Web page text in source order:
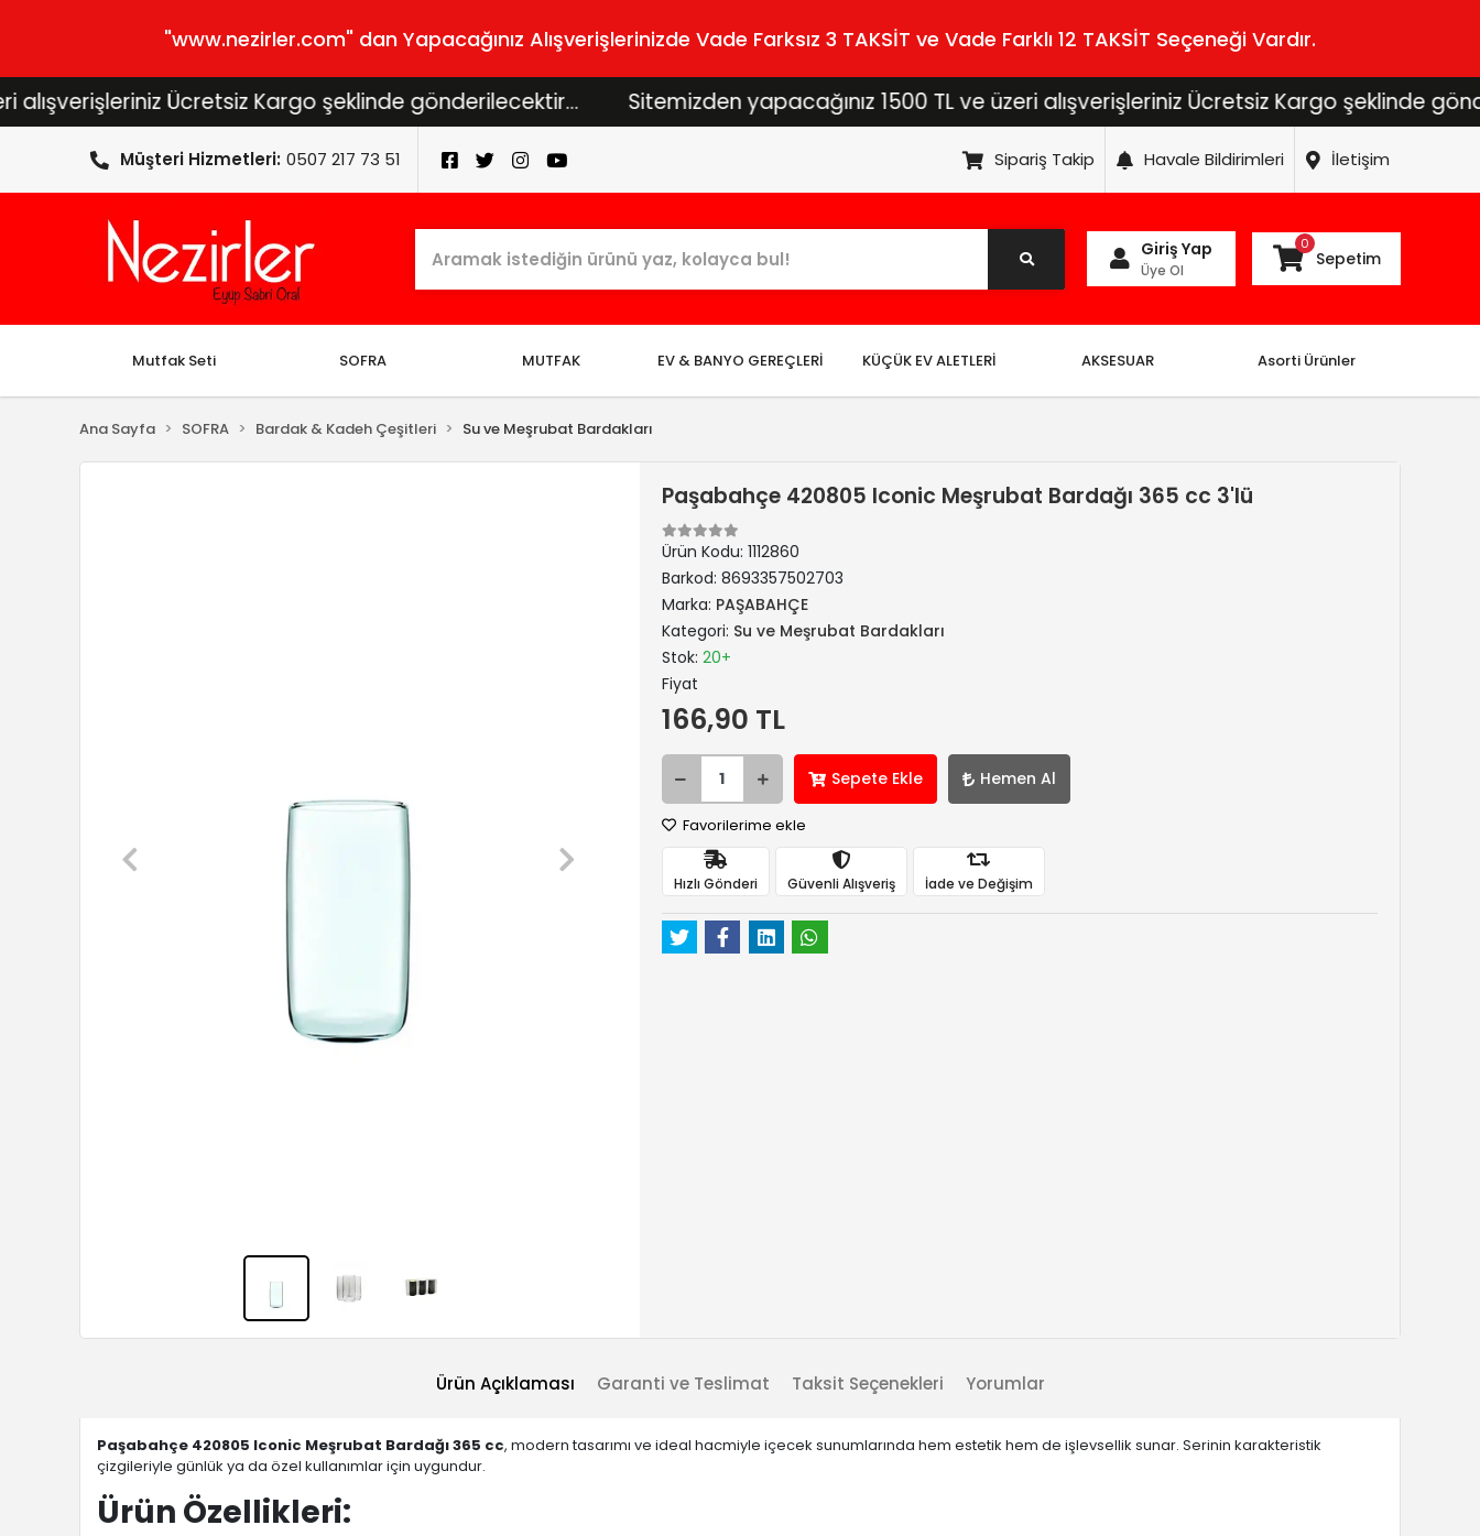
"www.nezirler.com" dan Yapacağınız Alışverişlerinizde Vade Farksız 3 TAKSİT ve Vade Farklı 12 TAKSİT Seçeneği Vardır.
Ücretsiz Kargo şeklinde gönderilecektir... Sitemizden yapacağınız 1500 TL ve üzeri alışverişleriniz Ücretsiz Kargo şeklinde
Müşteri Hizmetleri: 0507 217 73 51 Sipariş Takip Havale Bildirimleri İletişim
Giriş Yap
Üye Ol
0
Sepetim
Mutfak Seti SOFRA MUTFAK EV & BANYO GEREÇLERİ KÜÇÜK EV ALETLERİ AKSESUAR Asorti Ürünler
Ana Sayfa SOFRA Bardak & Kadeh Çeşitleri Su ve Meşrubat Bardakları
Paşabahçe 420805 Iconic Meşrubat Bardağı 365 cc 3'lü
Ürün Kodu: 1112860
Barkod: 8693357502703
Marka: PAŞABAHÇE
Kategori: Su ve Meşrubat Bardakları
Stok: 20+
Fiyat
166,90 TL
Sepete Ekle Hemen Al
Favorilerime ekle
Hızlı Gönderi Güvenli Alışveriş İade ve Değişim
Ürün Açıklaması Garanti ve Teslimat Taksit Seçenekleri Yorumlar
Paşabahçe 420805 Iconic Meşrubat Bardağı 365 cc, modern tasarımı ve ideal hacmiyle içecek sunumlarında hem estetik hem de işlevsellik sunar. Serinin karakteristik
çizgileriyle günlük ya da özel kullanımlar için uygundur.
Ürün Özellikleri: